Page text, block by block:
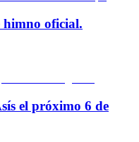
himno oficial.
el próximo 6 de